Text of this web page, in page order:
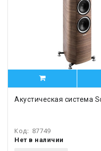
Акустическая система
Код: 87749
Нет в наличии